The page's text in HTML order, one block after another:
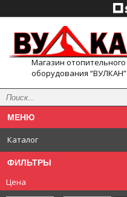
Магазин отопительного
оборудования “ВУЛКАН”
Каталог
ФИЛЬТРЫ
Цена